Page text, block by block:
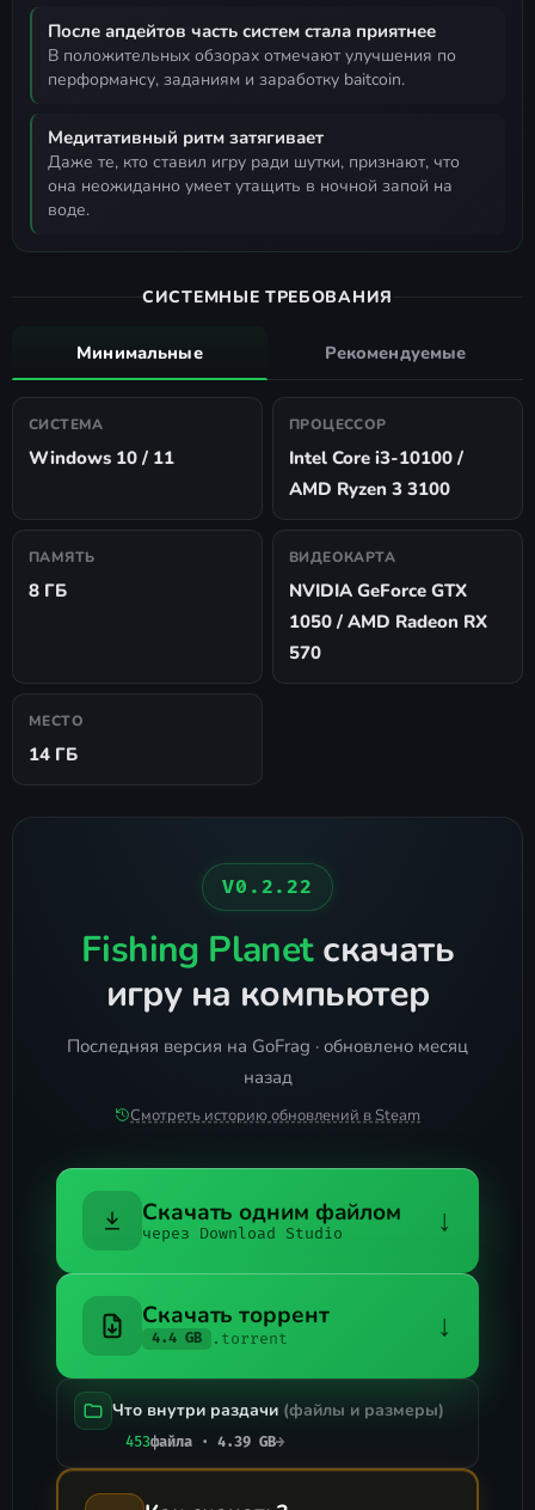
После апдейтов часть систем стала приятнее
в положительных обзорах отмечают улучшения по
перформансу, заданиям и заработку baitcoin.
Медитативный ритм затягивает
даже те, кто ставил игру ради шутки, признают, что
она неожиданно умеет утащить в ночной запой на
воде.
СИСТЕМНЫЕ ТРЕБОВАНИЯ
Минимальные Рекомендуемые
СИСТЕМА
Windows 10 / 11
ПРОЦЕССОР
Intel Core i3-10100 /
AMD Ryzen 3 3100
ПАМЯТЬ
8 ГБ
ВИДЕОКАРТА
NVIDIA GeForce GTX
1050 / AMD Radeon RX
570
МЕСТО
14 ГБ
V0.2.22
Fishing Planetскачать
игру на компьютер
Последняя версия на GoFrag · обновлено месяц
назад
Смотреть историю обновлений в Steam
Скачать одним файлом
через Download Studio ↓
Скачать торрент
4.4 GB .torrent ↓
Что внутри раздачи (файлы и размеры)
453файла · 4.39 GB→